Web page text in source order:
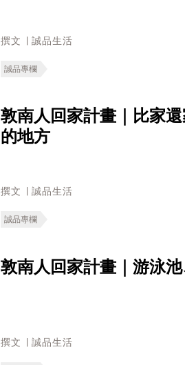
撰文 ∣ 誠品生活
誠品專欄
敦南人回家計畫｜比家
的地方
撰文 ∣ 誠品生活
誠品專欄
敦南人回家計畫｜游泳
撰文 ∣ 誠品生活